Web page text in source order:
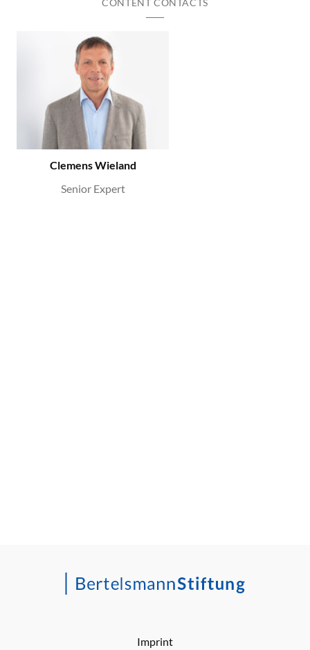
CONTENT CONTACTS
Clemens Wieland
Senior Expert
Imprint